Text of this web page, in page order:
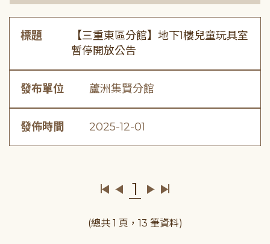
標題
【三重東區分館】地下1樓兒童玩具室
暫停開放公告
發布單位 蘆洲集賢分館
發佈時間 2025-12-01
1
(總共 1 頁，13 筆資料)